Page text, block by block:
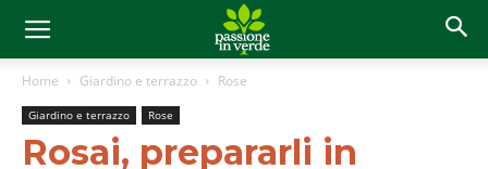
Home Giardino e terrazzo Rose
Giardino e terrazzo Rose
Rosai, prepararli in